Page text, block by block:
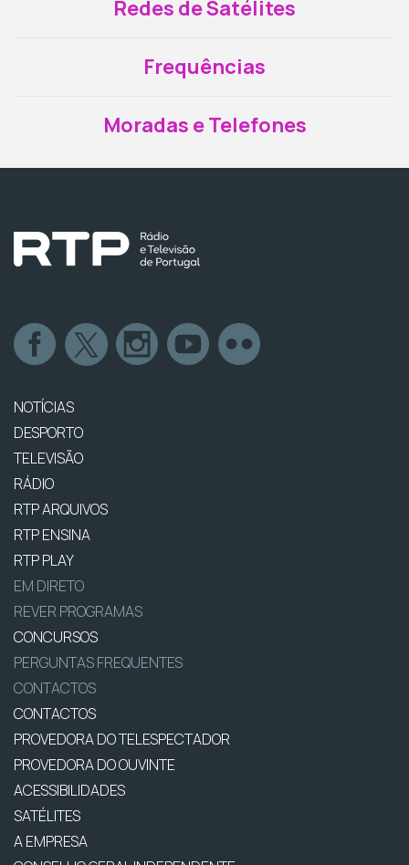
Redes de Satélites
Frequências
Moradas e Telefones
NOTÍCIAS
DESPORTO
TELEVISÃO
RÁDIO
RTP ARQUIVOS
RTP ENSINA
RTP PLAY
EM DIRETO
REVER PROGRAMAS
CONCURSOS
PERGUNTAS FREQUENTES
CONTACTOS
CONTACTOS
PROVEDORA DO TELESPECTADOR
PROVEDORA DO OUVINTE
ACESSIBILIDADES
SATÉLITES
A EMPRESA